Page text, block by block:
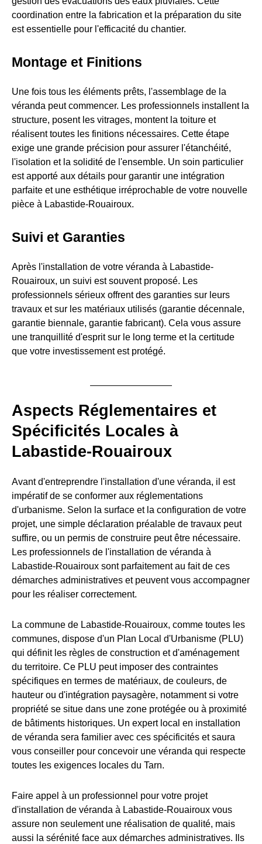
coordination entre la fabrication et la préparation du site
est essentielle pour l'efficacité du chantier.
Montage et Finitions
Une fois tous les éléments prêts, l'assemblage de la
véranda peut commencer. Les professionnels installent la
structure, posent les vitrages, montent la toiture et
réalisent toutes les finitions nécessaires. Cette étape
exige une grande précision pour assurer l'étanchéité,
l'isolation et la solidité de l'ensemble. Un soin particulier
est apporté aux détails pour garantir une intégration
parfaite et une esthétique irréprochable de votre nouvelle
pièce à Labastide-Rouairoux.
Suivi et Garanties
Après l'installation de votre véranda à Labastide-
Rouairoux, un suivi est souvent proposé. Les
professionnels sérieux offrent des garanties sur leurs
travaux et sur les matériaux utilisés (garantie décennale,
garantie biennale, garantie fabricant). Cela vous assure
une tranquillité d'esprit sur le long terme et la certitude
que votre investissement est protégé.
Aspects Réglementaires et
Spécificités Locales à
Labastide-Rouairoux
Avant d'entreprendre l'installation d'une véranda, il est
impératif de se conformer aux réglementations
d'urbanisme. Selon la surface et la configuration de votre
projet, une simple déclaration préalable de travaux peut
suffire, ou un permis de construire peut être nécessaire.
Les professionnels de l'installation de véranda à
Labastide-Rouairoux sont parfaitement au fait de ces
démarches administratives et peuvent vous accompagner
pour les réaliser correctement.
La commune de Labastide-Rouairoux, comme toutes les
communes, dispose d'un Plan Local d'Urbanisme (PLU)
qui définit les règles de construction et d'aménagement
du territoire. Ce PLU peut imposer des contraintes
spécifiques en termes de matériaux, de couleurs, de
hauteur ou d'intégration paysagère, notamment si votre
propriété se situe dans une zone protégée ou à proximité
de bâtiments historiques. Un expert local en installation
de véranda sera familier avec ces spécificités et saura
vous conseiller pour concevoir une véranda qui respecte
toutes les exigences locales du Tarn.
Faire appel à un professionnel pour votre projet
d'installation de véranda à Labastide-Rouairoux vous
assure non seulement une réalisation de qualité, mais
aussi la sérénité face aux démarches administratives. Ils